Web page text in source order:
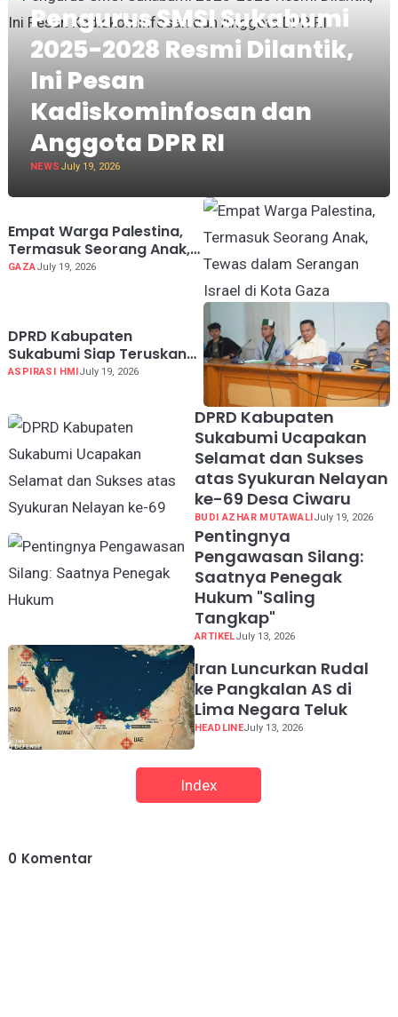
Pengurus SMSI Sukabumi
2025-2028 Resmi Dilantik,
Ini Pesan
Kadiskominfosan dan
Anggota DPR RI
NEWS July 19, 2026
Empat Warga Palestina,
Termasuk Seorang Anak,
Tewas dalam Serangan
GAZAJuly 19, 2026
DPRD Kabupaten
Sukabumi Siap Teruskan
Aspirasi HMI ke Pusat Soal
ASPIRASI HMI July 19, 2026
DPRD Kabupaten
Sukabumi Ucapakan
Selamat dan Sukses
atas Syukuran Nelayan
ke-69 Desa Ciwaru
BUDI AZHAR MUTAWALIJuly 19, 2026
Pentingnya
Pengawasan Silang:
Saatnya Penegak
Hukum "Saling
Tangkap"
ARTIKELJuly 13, 2026
Iran Luncurkan Rudal
ke Pangkalan AS di
Lima Negara Teluk
HEADLINEJuly 13, 2026
Index
0 Komentar